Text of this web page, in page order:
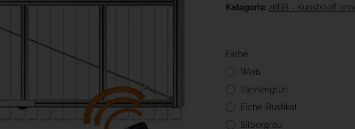
Kategorie: 26BB - Kunststoff
Farbe
Weiß
Tannengrün
Eiche-Rustikal
Silbergrau